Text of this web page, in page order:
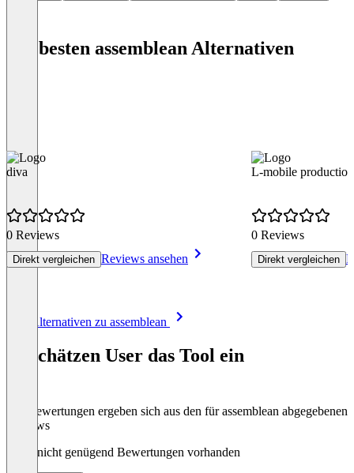
Die besten assemblean Alternativen
diva
0 Reviews
Direkt vergleichen Reviews ansehen
L-mobile production
0 Reviews
Direkt vergleichen
Alle Alternativen zu assemblean
So schätzen User das Tool ein
Die Bewertungen ergeben sich aus den für assemblean abgegebenen
Reviews
Noch nicht genügend Bewertungen vorhanden